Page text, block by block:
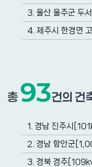
3. 울산 울주군 두
4. 제주시 한경면
총 93건의 건
1. 경남 진주시
2. 경남 함안군
3. 경북 경주